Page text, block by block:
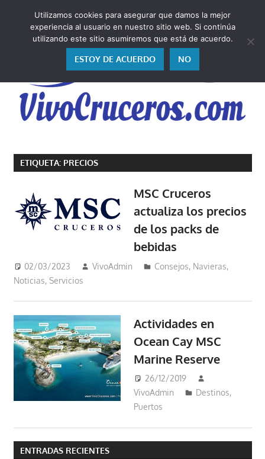
contenido
cruceros
como
los
vivo,
ETIQUETA: PRECIOS
MSC Cruceros
actualiza los precios
de los packs de
bebidas
02/03/2023 VivoAdmin Consejos, Navieras,
Noticias, Servicios
Actividades en
Ocean Cay MSC
Marine Reserve
26/12/2019
VivoAdmin
Destinos,
Puertos
ENTRADAS RECIENTES
Utilizamos cookies para asegurar que damos la mejor
experiencia al usuario en nuestro sitio web. Si continúa
utilizando este sitio asumiremos que está de acuerdo.
ESTOY DE ACUERDO NO